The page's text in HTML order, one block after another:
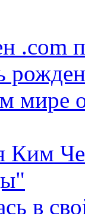
.com
мире
Ким
в